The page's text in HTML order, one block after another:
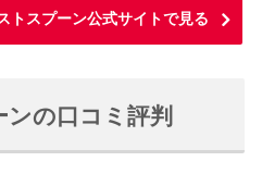
トスプーン公式サイトで見る
の口コミ評判